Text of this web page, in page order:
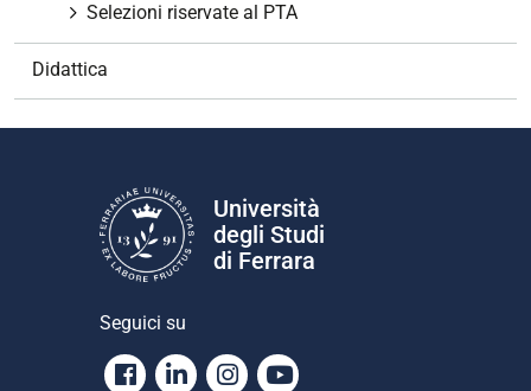
Selezioni riservate al PTA
Didattica
Università
degli Studi
di Ferrara
Seguici su
Facebook
LinkedinInstagram
Youtube